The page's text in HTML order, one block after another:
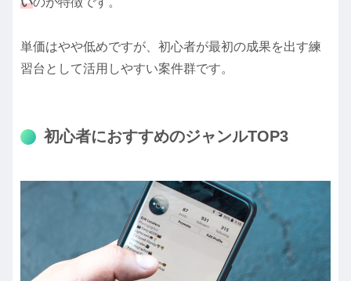
単価はやや低めですが、初心者が最初の成果を出す練
習台として活用しやすい案件群です。
初心者におすすめのジャンルTOP3